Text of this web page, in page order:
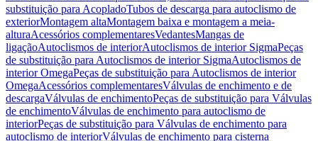
substituição para AcopladoTubos de descarga para autoclismo de
exteriorMontagem altaMontagem baixa e montagem a meia-
alturaAcessórios complementaresVedantesMangas de
ligaçãoAutoclismos de interiorAutoclismos de interior SigmaPeças
de substituição para Autoclismos de interior SigmaAutoclismos de
interior OmegaPeças de substituição para Autoclismos de interior
OmegaAcessórios complementaresVálvulas de enchimento e de
descargaVálvulas de enchimentoPeças de substituição para Válvulas
de enchimentoVálvulas de enchimento para autoclismo de
interiorPeças de substituição para Válvulas de enchimento para
autoclismo de interiorVálvulas de enchimento para cisterna